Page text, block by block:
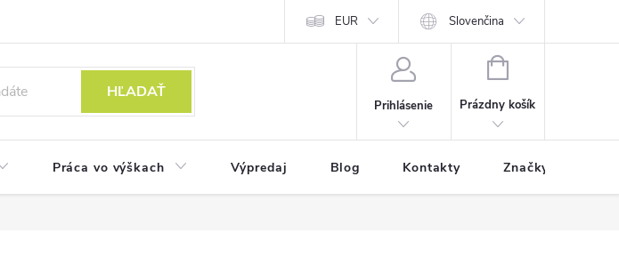
EUR Slovenčina
HĽADAŤ
Prihlásenie
NÁKUPNÝ
Prázdny košík
Práca vo výškach Výpredaj Blog Kontakty Značky